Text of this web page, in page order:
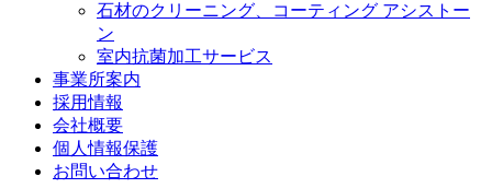
石材のクリーニング、コーティング アシストー
ン
室内抗菌加工サービス
事業所案内
採用情報
会社概要
個人情報保護
お問い合わせ